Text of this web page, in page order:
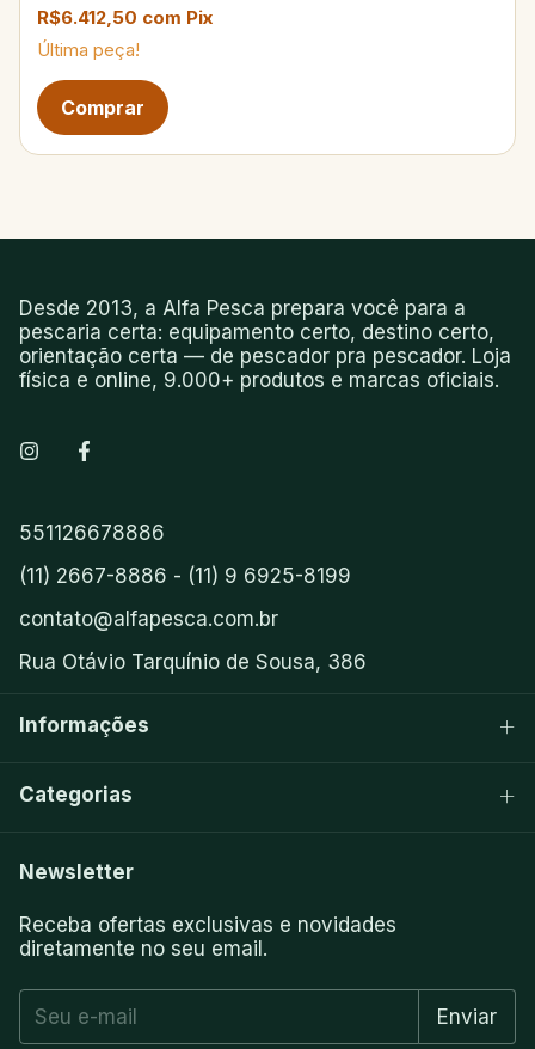
R$6.412,50 com Pix
Última peça!
Desde 2013, a Alfa Pesca prepara você para a
pescaria certa: equipamento certo, destino certo,
orientação certa — de pescador pra pescador. Loja
física e online, 9.000+ produtos e marcas oficiais.
551126678886
(11) 2667-8886 - (11) 9 6925-8199
contato@alfapesca.com.br
Rua Otávio Tarquínio de Sousa, 386
Informações
Categorias
Newsletter
Receba ofertas exclusivas e novidades
diretamente no seu email.